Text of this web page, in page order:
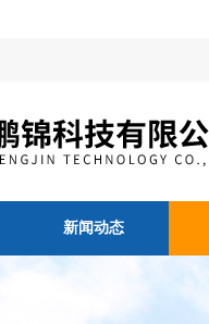
新闻动态